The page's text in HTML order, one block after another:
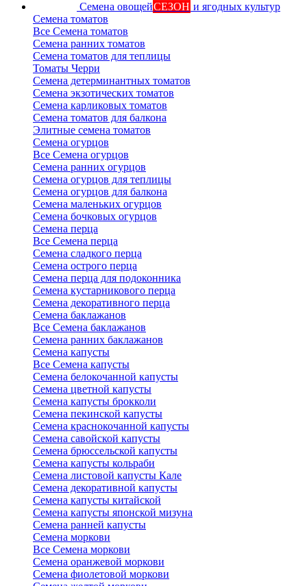
Семена овощейСЕЗОН и ягодных культур
Семена томатов
Все Семена томатов
Семена ранних томатов
Семена томатов для теплицы
Томаты Черри
Семена детерминантных томатов
Семена экзотических томатов
Семена карликовых томатов
Семена томатов для балкона
Элитные семена томатов
Семена огурцов
Все Семена огурцов
Семена ранних огурцов
Семена огурцов для теплицы
Семена огурцов для балкона
Семена маленьких огурцов
Семена бочковых огурцов
Семена перца
Все Семена перца
Семена сладкого перца
Семена острого перца
Семена перца для подоконника
Семена кустарникового перца
Семена декоративного перца
Семена баклажанов
Все Семена баклажанов
Семена ранних баклажанов
Семена капусты
Все Семена капусты
Семена белокочанной капусты
Семена цветной капусты
Семена капусты брокколи
Семена пекинской капусты
Семена краснокочанной капусты
Семена савойской капусты
Семена брюссельской капусты
Семена капусты кольраби
Семена листовой капусты Кале
Семена декоративной капусты
Семена капусты китайской
Семена капусты японской мизуна
Семена ранней капусты
Семена моркови
Все Семена моркови
Семена оранжевой моркови
Семена фиолетовой моркови